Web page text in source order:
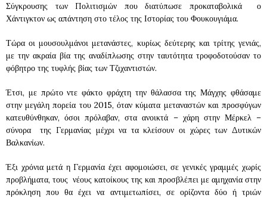
Σύγκρουσης των Πολιτισμών που διατύπωσε προκαταβολικά ο
Χάντιγκτον ως απάντηση στο τέλος της Ιστορίας του Φουκουγιάμα.
Τώρα οι μουσουλμάνοι μετανάστες, κυρίως δεύτερης και τρίτης γενιάς,
με την ακραία βία της αναδίπλωσης στην ταυτότητα τροφοδοτούσαν το
φόβητρο της τυφλής βίας των Τζιχαντιστών.
Έτσι, με πρώτο ντε φάκτο φράχτη την θάλασσα της Μάγχης φθάσαμε
στην μεγάλη πορεία του 2015, όταν κύματα μεταναστών και προσφύγων
κατευθύνθηκαν, όσοι πρόλαβαν, στα ανοικτά – χάρη στην Μέρκελ –
σύνορα της Γερμανίας μέχρι να τα κλείσουν οι χώρες των Δυτικών
Βαλκανίων.
Έξι χρόνια μετά η Γερμανία έχει αφομοιώσει, σε γενικές γραμμές χωρίς
προβλήματα, τους νέους κατοίκους της και προσβλέπει με αμηχανία στην
πρόκληση που θα έχει να αντιμετωπίσει, σε ορίζοντα δύο ή τριών